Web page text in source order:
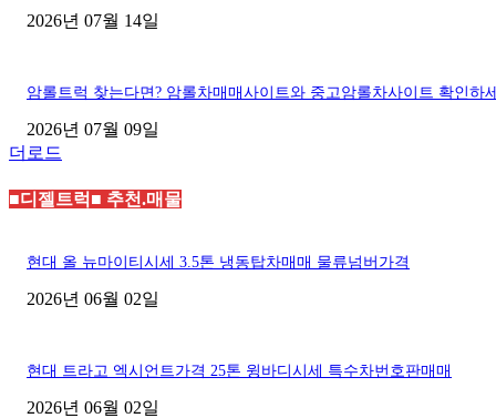
2026년 07월 14일
암롤트럭 찾는다면? 암롤차매매사이트와 중고암롤차사이트 확인하
2026년 07월 09일
더로드
■디젤트럭■ 추천.매물
현대 올 뉴마이티시세 3.5톤 냉동탑차매매 물류넘버가격
2026년 06월 02일
현대 트라고 엑시언트가격 25톤 윙바디시세 특수차번호판매매
2026년 06월 02일